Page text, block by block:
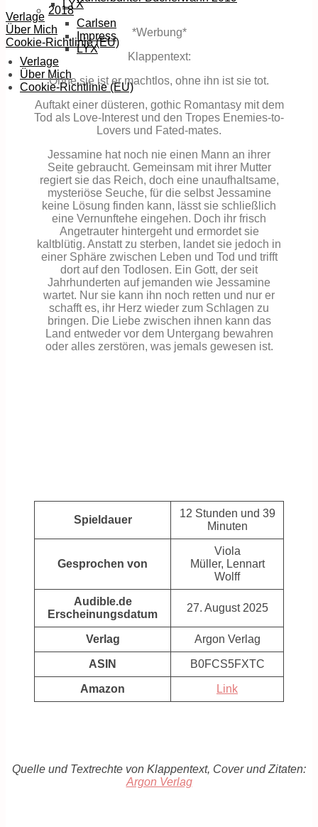
LYX
Verlage
Über Mich
Cookie-Richtlinie (EU)
2018
Carlsen
Impress
LYX
Verlage
Über Mich
Cookie-Richtlinie (EU)
*Werbung*
Klappentext:
Ohne sie ist er machtlos, ohne ihn ist sie tot.
Auftakt einer düsteren, gothic Romantasy mit dem
Tod als Love-Interest und den Tropes Enemies-to-
Lovers und Fated-mates.
Jessamine hat noch nie einen Mann an ihrer
Seite gebraucht. Gemeinsam mit ihrer Mutter
regiert sie das Reich, doch eine unaufhaltsame,
mysteriöse Seuche, für die selbst Jessamine
keine Lösung finden kann, lässt sie schließlich
eine Vernunftehe eingehen. Doch ihr frisch
Angetrauter hintergeht und ermordet sie
kaltblütig. Anstatt zu sterben, landet sie jedoch in
einer Sphäre zwischen Leben und Tod und trifft
dort auf den Todlosen. Ein Gott, der seit
Jahrhunderten auf jemanden wie Jessamine
wartet. Nur sie kann ihn noch retten und nur er
schafft es, ihr Herz wieder zum Schlagen zu
bringen. Die Liebe zwischen ihnen kann das
Land entweder vor dem Untergang bewahren
oder alles zerstören, was jemals gewesen ist.
Spieldauer
12 Stunden und 39
Minuten
Gesprochen von
Viola
Müller, Lennart
Wolff
Audible.de
Erscheinungsdatum
27. August 2025
Verlag Argon Verlag
ASIN B0FCS5FXTC
Amazon Link
Quelle und Textrechte von Klappentext, Cover und Zitaten:
Argon Verlag